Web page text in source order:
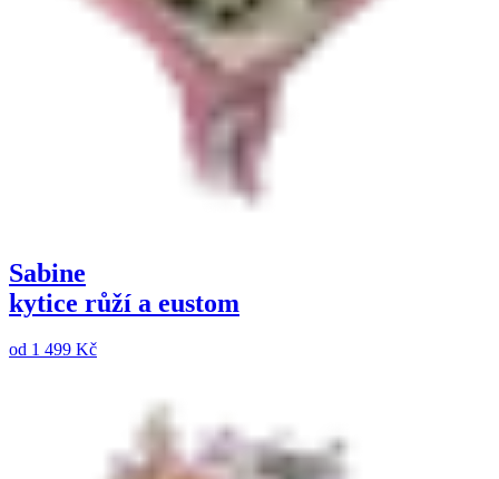
Sabine
kytice růží a eustom
od 1 499 Kč